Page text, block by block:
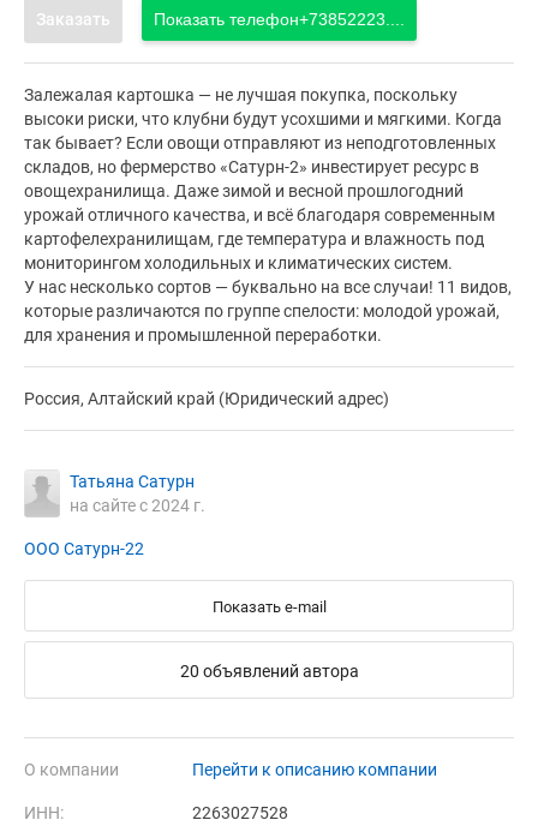
Заказать Показать телефон+73852223....
Залежалая картошка — не лучшая покупка, поскольку
высоки риски, что клубни будут усохшими и мягкими. Когда
так бывает? Если овощи отправляют из неподготовленных
складов, но фермерство «Сатурн-2» инвестирует ресурс в
овощехранилища. Даже зимой и весной прошлогодний
урожай отличного качества, и всё благодаря современным
картофелехранилищам, где температура и влажность под
мониторингом холодильных и климатических систем.
У нас несколько сортов — буквально на все случаи! 11 видов,
которые различаются по группе спелости: молодой урожай,
для хранения и промышленной переработки.
Россия, Алтайский край (Юридический адрес)
Татьяна Сатурн
на сайте с 2024 г.
ООО Сатурн-22
Показать e-mail
20 объявлений автора
О компании Перейти к описанию компании
ИНН: 2263027528